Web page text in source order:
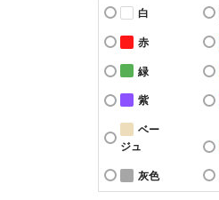
白
赤
緑
紫
ベー
ジュ
灰色